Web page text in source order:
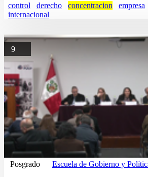
control derecho concentracion empresa
internacional
9
Posgrado Escuela de Gobierno y